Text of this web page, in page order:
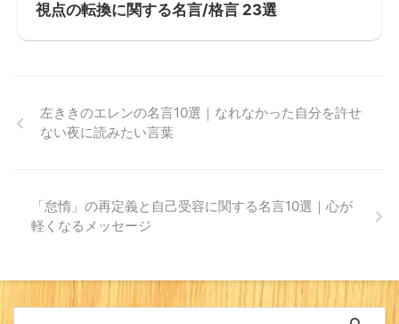
視点の転換に関する名言/格言 23選
左ききのエレンの名言10選｜なれなかった自分を許せ
ない夜に読みたい言葉
「怠惰」の再定義と自己受容に関する名言10選｜心が
軽くなるメッセージ